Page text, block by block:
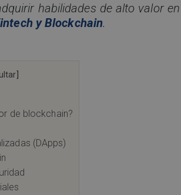
habilidades de alto valor
y Blockchain.
de blockchain?
(DApps)